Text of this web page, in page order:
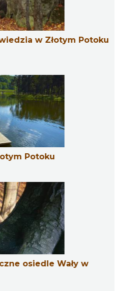
w Złotym Potoku
Potoku
osiedle Wały w